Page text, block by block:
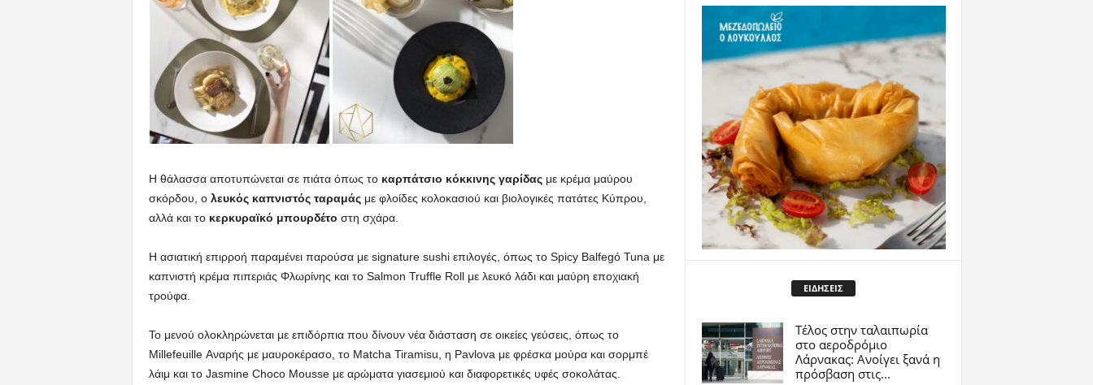
Η θάλασσα αποτυπώνεται σε πιάτα όπως το καρπάτσιο κόκκινης γαρίδαςμε κρέμα μαύρου
σκόρδου, ο λευκός καπνιστός ταραμάςμε φλοίδες κολοκασιού και βιολογικές πατάτες Κύπρου,
αλλά και το κερκυραϊκό μπουρδέτο στη σχάρα.
Η ασιατική επιρροή παραμένει παρούσα με signature sushi επιλογές, όπως το Spicy Balfegó Tuna με
καπνιστή κρέμα πιπεριάς Φλωρίνης και το Salmon Truffle Roll με λευκό λάδι και μαύρη εποχιακή
τρούφα.
Το μενού ολοκληρώνεται με επιδόρπια που δίνουν νέα διάσταση σε οικείες γεύσεις, όπως το
Millefeuille Αναρής με μαυροκέρασο, το Matcha Tiramisu, η Pavlova με φρέσκα μούρα και σορμπέ
λάιμ και το Jasmine Choco Mousse με αρώματα γιασεμιού και διαφορετικές υφές σοκολάτας.
ΕΙΔΗΣΕΙΣ
Tέλος στην ταλαιπωρία
στο αεροδρόμιο
Λάρνακας: Ανοίγει ξανά η
πρόσβαση στις...